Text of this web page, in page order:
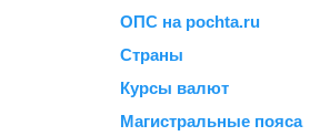
ОПС на pochta.ru
Страны
Курсы валют
Магистральные пояса